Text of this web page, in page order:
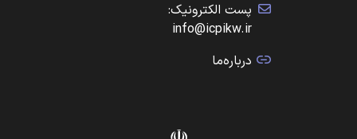
پست الکترونیک:
info@icpikw.ir
درباره‌ما